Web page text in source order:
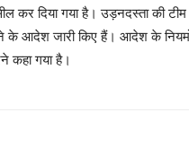
कर दिया गया है। उड़नदस्ता की
आदेश जारी किए हैं। आदेश के नियमों
कहा गया है।